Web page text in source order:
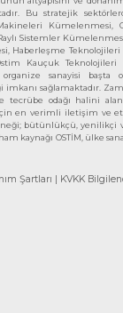
Bu stratejik
Kümelenmesi,
Sistemler
Haberleşme
Kauçuk
sanayisi başta
sağlamaktadır.
tecrübe odağı halini
en verimli iletişim ve
bütünlükçü, yenilikçi
kaynağı OSTİM, ülke
Şartları | KVKK